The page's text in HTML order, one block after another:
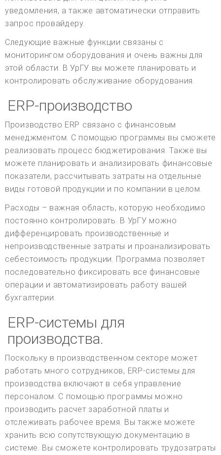
уведомления, а также автоматически отправить
запрос провайдеру.
Следующие важные функции связаны с
мониторингом оборудования и очень важны для
этой области. В УрГУ вы можете планировать и
контролировать обслуживание оборудования.
ERP-производство
Производство ERP связано с финансовым
менеджментом. С помощью программы вы сможете
реализовать процесс бюджетирования. Также вы
можете планировать и анализировать финансовые
показатели, рассчитывать затраты на отдельные
виды готовой продукции и по компании в целом.
Расходы – важная область, которую необходимо
постоянно контролировать. В УрГУ можно
дифференцировать производственные и
непроизводственные затраты и проанализировать
себестоимость продукции. Программа позволяет
последовательно фиксировать все финансовые
операции и автоматизировать работу вашей
бухгалтерии.
ERP-системы для
производства.
Поскольку в производственном секторе может
работать много сотрудников, ERP-системы для
производства включают в себя управление
персоналом. С помощью программы можно
производить расчет заработной платы и
отслеживать рабочее время. Вы также можете
хранить всю сопутствующую документацию в
системе. Вы сможете контролировать трудозатраты